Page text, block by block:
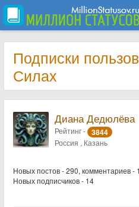
Подписки
Силах
Диана Дедюлёва
Рейтинг - 3844
Россия , Казань
Новых постов - 290, комментариев -
Новых подписчиков - 14